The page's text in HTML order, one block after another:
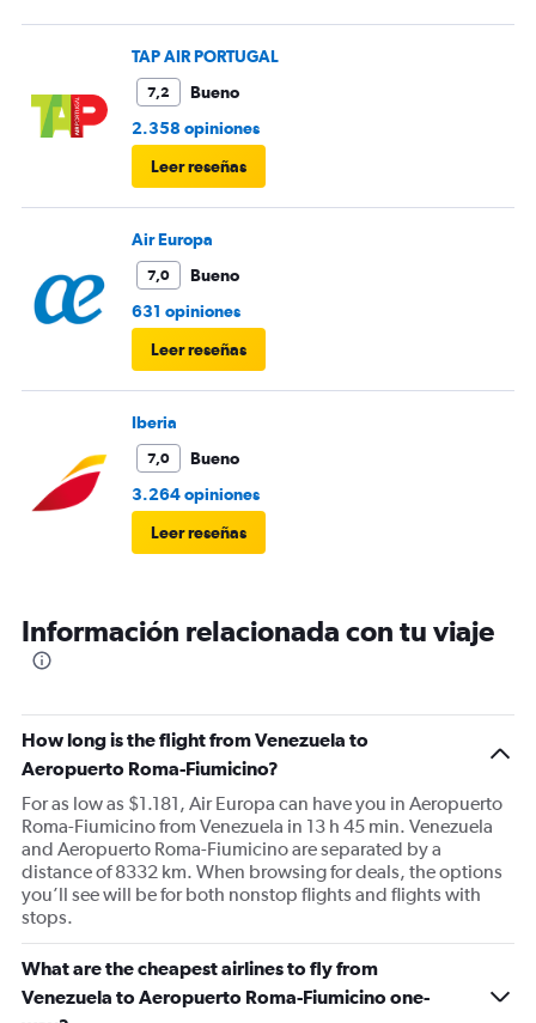
TAP AIR PORTUGAL
7,2
Bueno
2.358 opiniones
Leer reseñas
Air Europa
7,0
Bueno
631 opiniones
Leer reseñas
Iberia
7,0
Bueno
3.264 opiniones
Leer reseñas
Información relacionada con tu viaje
How long is the flight from Venezuela to
Aeropuerto Roma-Fiumicino?
For as low as $1.181, Air Europa can have you in Aeropuerto
Roma-Fiumicino from Venezuela in 13 h 45 min. Venezuela
and Aeropuerto Roma-Fiumicino are separated by a
distance of 8332 km. When browsing for deals, the options
you’ll see will be for both nonstop flights and flights with
stops.
What are the cheapest airlines to fly from
Venezuela to Aeropuerto Roma-Fiumicino one-